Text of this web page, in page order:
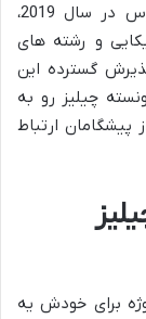
کرد. نقاط عطف مهمی مثل همکاری با یوونتوس در سال 2019،
آمریکایی و رشته های
گسترده این
چیلیز رو به
ارتباط
برای خودش یه